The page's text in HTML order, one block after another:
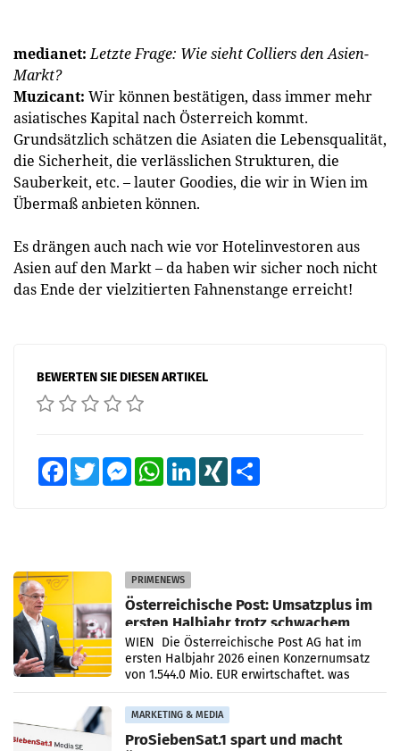
medianet:Letzte Frage: Wie sieht Colliers den Asien-
Markt?
Muzicant: Wir können bestätigen, dass immer mehr
asiatisches Kapital nach Österreich kommt.
Grundsätzlich schätzen die Asiaten die Lebensqualität,
die Sicherheit, die verlässlichen Strukturen, die
Sauberkeit, etc. – lauter Goodies, die wir in Wien im
Übermaß anbieten können.
Es drängen auch nach wie vor Hotelinvestoren aus
Asien auf den Markt – da haben wir sicher noch nicht
das Ende der vielzitierten Fahnenstange erreicht!
BEWERTEN SIE DIESEN ARTIKEL
FacebookTwitter MessengerWhatsAppLinkedInXING
PRIMENEWS
Österreichische Post: Umsatzplus im
ersten Halbjahr trotz schwachem
Briefgeschäft
WIEN Die Österreichische Post AG hat im
ersten Halbjahr 2026 einen Konzernumsatz
von 1.544,0 Mio. EUR erwirtschaftet, was
einem Plus von 3,8 Prozent gegenüber dem
Vergleichszeitraum
MARKETING & MEDIA
ProSiebenSat.1 spart und macht